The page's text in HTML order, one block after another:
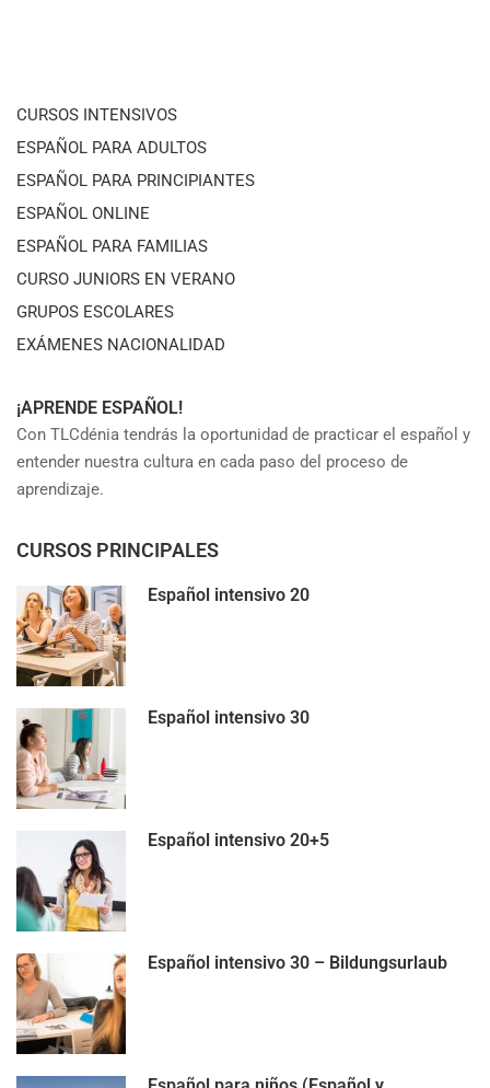
CURSOS INTENSIVOS
ESPAÑOL PARA ADULTOS
ESPAÑOL PARA PRINCIPIANTES
ESPAÑOL ONLINE
ESPAÑOL PARA FAMILIAS
CURSO JUNIORS EN VERANO
GRUPOS ESCOLARES
EXÁMENES NACIONALIDAD
¡APRENDE ESPAÑOL!
Con TLCdénia tendrás la oportunidad de practicar el español y
entender nuestra cultura en cada paso del proceso de
aprendizaje.
CURSOS PRINCIPALES
Español intensivo 20
Español intensivo 30
Español intensivo 20+5
Español intensivo 30 – Bildungsurlaub